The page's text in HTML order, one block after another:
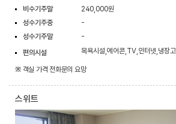
비수기주말
240,000원
성수기주중
-
성수기주말
-
편의시설
목욕시설,에어콘,TV,인터넷,냉장고
※ 객실 가격 전화문의 요망
스위트